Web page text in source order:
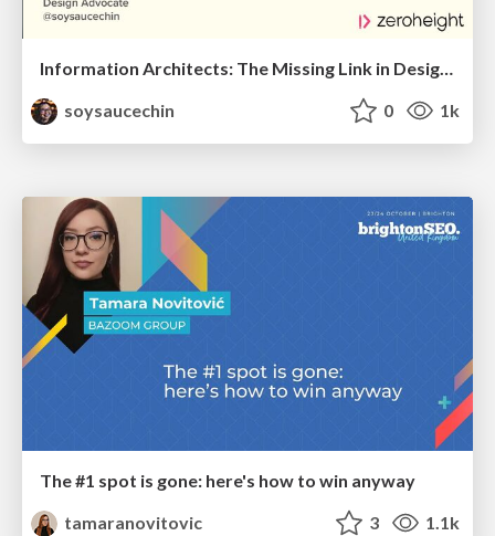
Information Architects: The Missing Link in Design Systems
soysaucechin
0 1k
The #1 spot is gone: here's how to win anyway
tamaranovitovic
3 1.1k